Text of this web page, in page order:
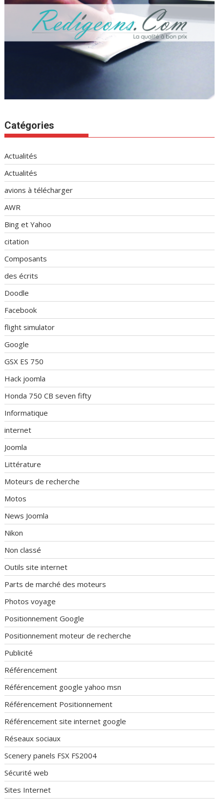
Catégories
Actualités
Actualités
avions à télécharger
AWR
Bing et Yahoo
citation
Composants
des écrits
Doodle
Facebook
flight simulator
Google
GSX ES 750
Hack joomla
Honda 750 CB seven fifty
Informatique
internet
Joomla
Littérature
Moteurs de recherche
Motos
News Joomla
Nikon
Non classé
Outils site internet
Parts de marché des moteurs
Photos voyage
Positionnement Google
Positionnement moteur de recherche
Publicité
Référencement
Référencement google yahoo msn
Référencement Positionnement
Référencement site internet google
Réseaux sociaux
Scenery panels FSX FS2004
Sécurité web
Sites Internet